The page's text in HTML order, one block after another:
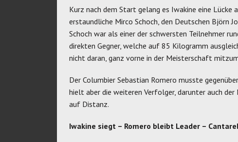
Kurz nach dem Start gelang es Iwakine eine
erstaundliche Mirco Schoch, den Deutschen Björn
Schoch war als einer der schwersten Teilnehmer
direkten Gegner, welche auf 85 Kilogramm
nicht daran, ganz vorne in der Meisterschaft
Der Columbier Sebastian Romero musste
hielt aber die weiteren Verfolger, darunter auch
auf Distanz.
Iwakine siegt – Romero bleibt Leader –